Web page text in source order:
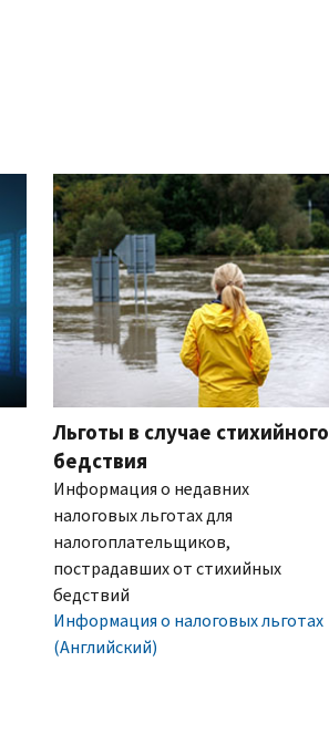
Льготы в случае стихийного
бедствия
Информация о недавних
налоговых льготах для
налогоплательщиков,
пострадавших от стихийных
бедствий
Информация о налоговых льготах
(Английский)